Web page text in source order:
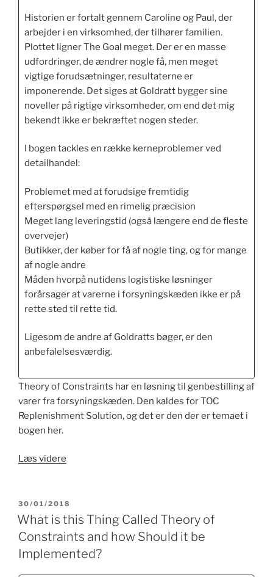
Historien er fortalt gennem Caroline og Paul, der
arbejder i en virksomhed, der tilhører familien.
Plottet ligner The Goal meget. Der er en masse
udfordringer, de ændrer nogle få, men meget
vigtige forudsætninger, resultaterne er
imponerende. Det siges at Goldratt bygger sine
noveller på rigtige virksomheder, om end det mig
bekendt ikke er bekræftet nogen steder.
I bogen tackles en række kerneproblemer ved
detailhandel:
Problemet med at forudsige fremtidig
efterspørgsel med en rimelig præcision
Meget lang leveringstid (også længere end de fleste
overvejer)
Butikker, der køber for få af nogle ting, og for mange
af nogle andre
Måden hvorpå nutidens logistiske løsninger
forårsager at varerne i forsyningskæden ikke er på
rette sted til rette tid.
Ligesom de andre af Goldratts bøger, er den
anbefalelsesværdig.
Theory of Constraints har en løsning til genbestilling af
varer fra forsyningskæden. Den kaldes for TOC
Replenishment Solution, og det er den der er temaet i
bogen her.
Læs videre
UDGIVET
DEN
30/01/2018
What is this Thing Called Theory of
Constraints and how Should it be
Implemented?